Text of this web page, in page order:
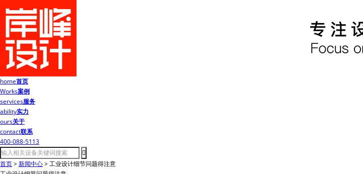
home首页
Works案例
services服务
ability实力
ours关于
contact联系
400-088-5113
首页> 新闻中心> 工业设计细节问题得注意